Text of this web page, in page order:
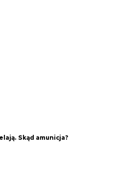
Skąd amunicja?